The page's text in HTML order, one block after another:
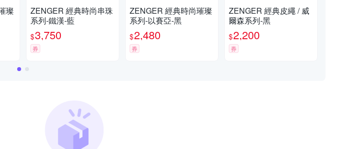
ZENGER 經典時尚串珠
系列-鐵漢-藍
$3,750
券
ZENGER 經典時尚璀璨
系列-以賽亞-黑
$2,480
券
ZENGER 經典皮繩 / 威
爾森系列-黑
$2,200
券